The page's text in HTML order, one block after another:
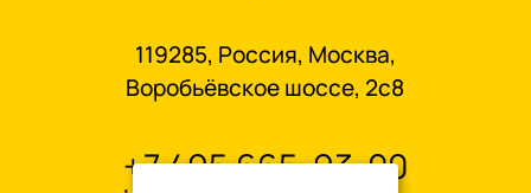
119285, Россия, Москва,
Воробьёвское шоссе, 2с8
+7 495 665-93-00